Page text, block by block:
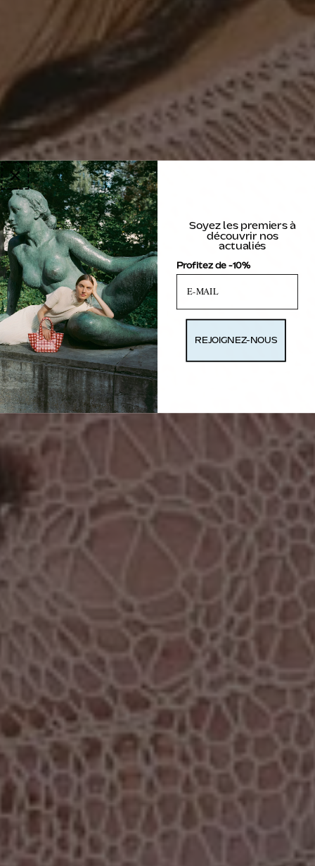
Soyez les premiers à
découvrir nos
actualiés
Profitez de -10%
REJOIGNEZ-NOUS